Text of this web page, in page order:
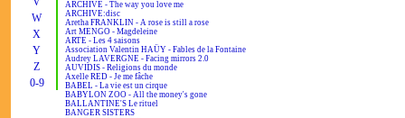
W
X
Y
Z
0-9
ARCHIVE - The way you love me
ARCHIVE:disc
Aretha FRANKLIN - A rose is still a rose
Art MENGO - Magdeleine
ARTE - Les 4 saisons
Association Valentin HAÜY - Fables de la Fontaine
Audrey LAVERGNE - Facing mirrors 2.0
AUVIDIS - Religions du monde
Axelle RED - Je me fâche
BABEL - La vie est un cirque
BABYLON ZOO - All the money's gone
BALLANTINE'S Le rituel
BANGER SISTERS